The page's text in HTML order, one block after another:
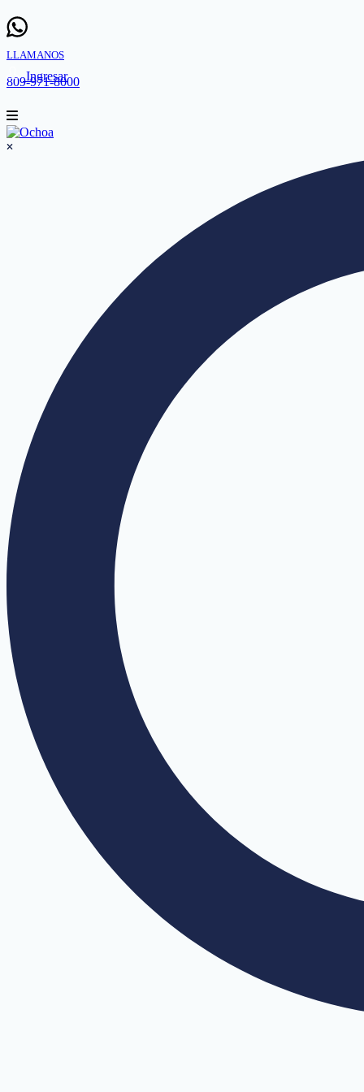
LLAMANOS
809-971-8000
Ingresar